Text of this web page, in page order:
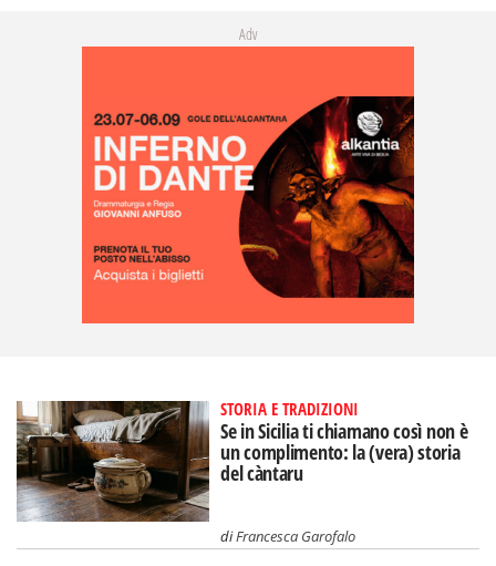
Adv
STORIA E TRADIZIONI
Se in Sicilia ti chiamano così non è
un complimento: la (vera) storia
del càntaru
diFrancesca Garofalo